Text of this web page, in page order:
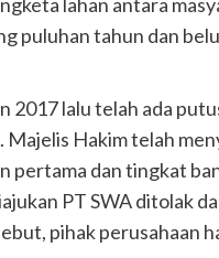
puluhan tahun dan
lalu telah ada
Hakim telah
pertama dan tingkat
PT SWA ditolak
pihak perusahaan